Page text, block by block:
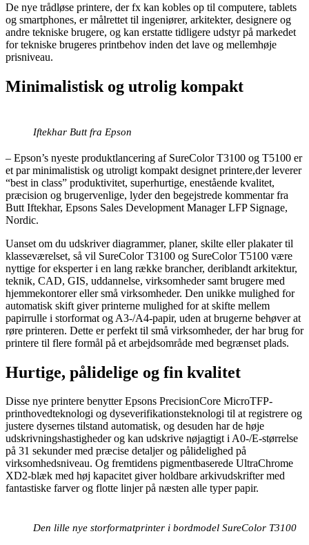
De nye trådløse printere, der fx kan kobles op til computere, tablets
og smartphones, er målrettet til ingeniører, arkitekter, designere og
andre tekniske brugere, og kan erstatte tidligere udstyr på markedet
for tekniske brugeres printbehov inden det lave og mellemhøje
prisniveau.
Minimalistisk og utrolig kompakt
Iftekhar Butt fra Epson
– Epson’s nyeste produktlancering af SureColor T3100 og T5100 er
et par minimalistisk og utroligt kompakt designet printere,der leverer
“best in class” produktivitet, superhurtige, enestående kvalitet,
præcision og brugervenlige, lyder den begejstrede kommentar fra
Butt Iftekhar, Epsons Sales Development Manager LFP Signage,
Nordic.
Uanset om du udskriver diagrammer, planer, skilte eller plakater til
klasseværelset, så vil SureColor T3100 og SureColor T5100 være
nyttige for eksperter i en lang række brancher, deriblandt arkitektur,
teknik, CAD, GIS, uddannelse, virksomheder samt brugere med
hjemmekontorer eller små virksomheder. Den unikke mulighed for
automatisk skift giver printerne mulighed for at skifte mellem
papirrulle i storformat og A3-/A4-papir, uden at brugerne behøver at
røre printeren. Dette er perfekt til små virksomheder, der har brug for
printere til flere formål på et arbejdsområde med begrænset plads.
Hurtige, pålidelige og fin kvalitet
Disse nye printere benytter Epsons PrecisionCore MicroTFP-
printhovedteknologi og dyseverifikationsteknologi til at registrere og
justere dysernes tilstand automatisk, og desuden har de høje
udskrivningshastigheder og kan udskrive nøjagtigt i A0-/E-størrelse
på 31 sekunder med præcise detaljer og pålidelighed på
virksomhedsniveau. Og fremtidens pigmentbaserede UltraChrome
XD2-blæk med høj kapacitet giver holdbare arkivudskrifter med
fantastiske farver og flotte linjer på næsten alle typer papir.
Den lille nye storformatprinter i bordmodel SureColor T3100